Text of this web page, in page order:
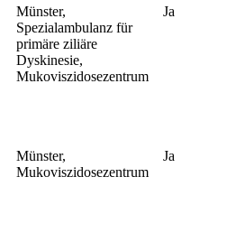
Münster,
Spezialambulanz für
primäre ziliäre
Dyskinesie,
Mukoviszidosezentrum
Ja
Münster,
Mukoviszidosezentrum
Ja